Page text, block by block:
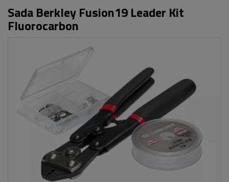
Sada Berkley Fusion19 Leader Kit
Fluorocarbon